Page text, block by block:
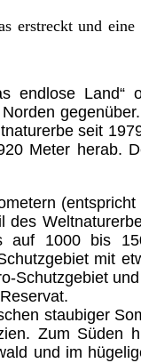
erstreckt und
endlose Land“
seit
Meter herab.
auf 1000 bis
mit
Schutzgebiet
staubiger
Zum Süden
und im